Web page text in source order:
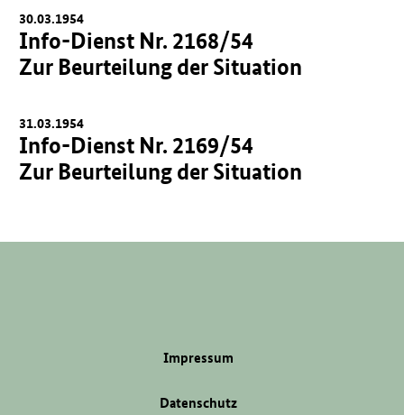
30.03.1954
Info-Dienst Nr. 2168/54
Zur Beurteilung der Situation
31.03.1954
Info-Dienst Nr. 2169/54
Zur Beurteilung der Situation
Impressum
Datenschutz